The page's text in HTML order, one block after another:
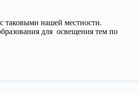
таковыми нашей местности.
для освещения тем по